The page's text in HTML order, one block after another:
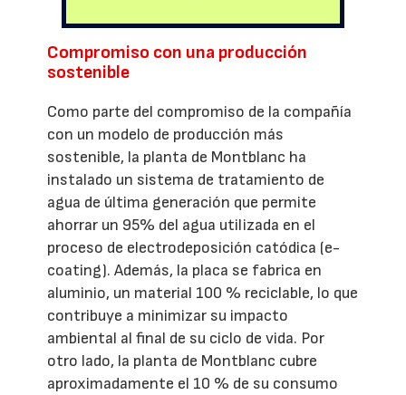
Compromiso con una producción
sostenible
Como parte del compromiso de la compañía
con un modelo de producción más
sostenible, la planta de Montblanc ha
instalado un sistema de tratamiento de
agua de última generación que permite
ahorrar un 95% del agua utilizada en el
proceso de electrodeposición catódica (e-
coating). Además, la placa se fabrica en
aluminio, un material 100 % reciclable, lo que
contribuye a minimizar su impacto
ambiental al final de su ciclo de vida. Por
otro lado, la planta de Montblanc cubre
aproximadamente el 10 % de su consumo